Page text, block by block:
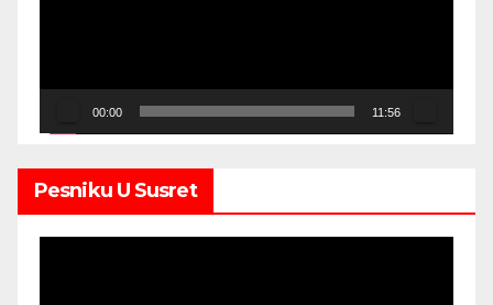
00:00 11:56
Pesniku U Susret